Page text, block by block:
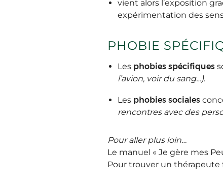
vient alors l’exposition
expérimentation des
PHOBIE
Les phobies spécifiques
l’avion, voir du sang…).
Les phobies sociales
rencontres avec des
Pour aller plus loin…
Le manuel « Je gère mes
Pour trouver un thérapeute